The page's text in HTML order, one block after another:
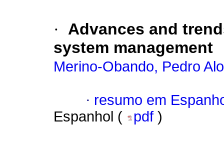
·
Advances and
system management
Merino-Obando, Pedro
· resumo em
Espanhol (
pdf )